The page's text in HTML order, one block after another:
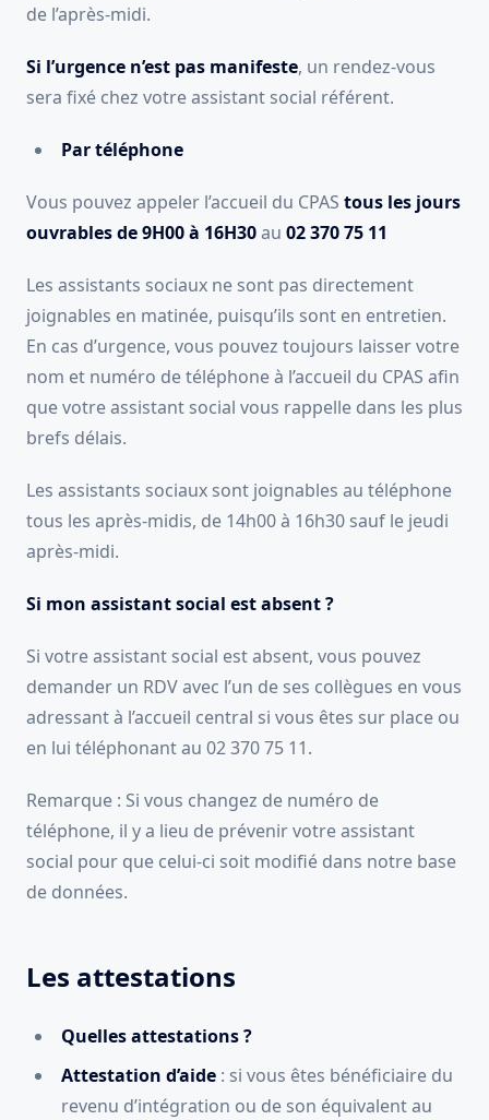
de l’après-midi.
Si l’urgence n’est pas manifeste, un rendez-vous
sera fixé chez votre assistant social référent.
Par téléphone
Vous pouvez appeler l’accueil du CPAS tous les jours
ouvrables de 9H00 à 16H30au 02 370 75 11
Les assistants sociaux ne sont pas directement
joignables en matinée, puisqu’ils sont en entretien.
En cas d’urgence, vous pouvez toujours laisser votre
nom et numéro de téléphone à l’accueil du CPAS afin
que votre assistant social vous rappelle dans les plus
brefs délais.
Les assistants sociaux sont joignables au téléphone
tous les après-midis, de 14h00 à 16h30 sauf le jeudi
après-midi.
Si mon assistant social est absent ?
Si votre assistant social est absent, vous pouvez
demander un RDV avec l’un de ses collègues en vous
adressant à l’accueil central si vous êtes sur place ou
en lui téléphonant au 02 370 75 11.
Remarque : Si vous changez de numéro de
téléphone, il y a lieu de prévenir votre assistant
social pour que celui-ci soit modifié dans notre base
de données.
Les attestations
Quelles attestations ?
Attestation d’aide : si vous êtes bénéficiaire du
revenu d’intégration ou de son équivalent au